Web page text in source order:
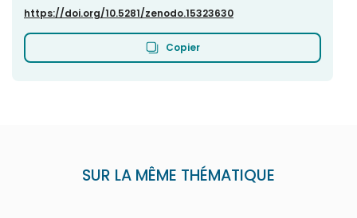
https://doi.org/10.5281/zenodo.15323630
Copier
SUR LA MÊME THÉMATIQUE